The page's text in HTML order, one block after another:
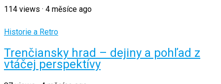
114 views · 4 měsíce ago
Historie a Retro
Trenčiansky hrad – dejiny a pohľad z
vtáčej perspektívy